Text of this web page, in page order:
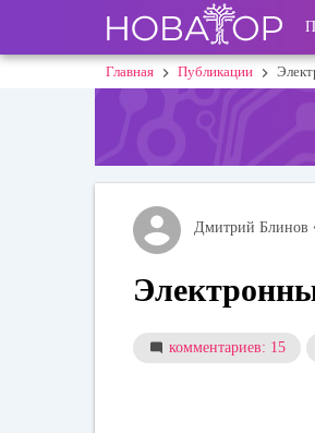
основному
User
account
Строка
Главная Публикации
Дмитрий Блинов
комментариев: 15